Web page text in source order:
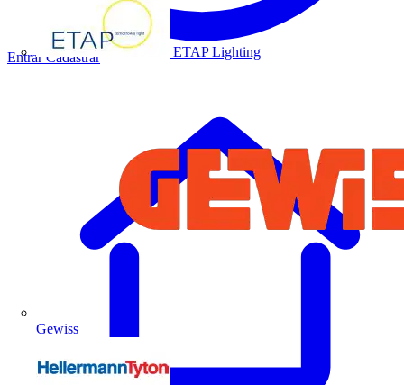
ETAP Lighting
Gewiss
Entrar Cadastrar